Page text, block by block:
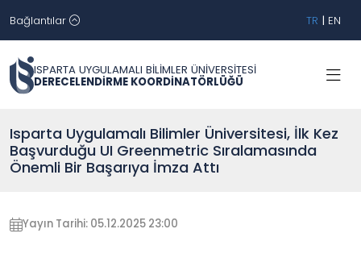
Bağlantılar TR | EN
ISPARTA UYGULAMALI BİLİMLER ÜNİVERSİTESİ
DERECELENDİRME KOORDİNATÖRLÜĞÜ
Isparta Uygulamalı Bilimler Üniversitesi, İlk Kez
Başvurduğu UI Greenmetric Sıralamasında
Önemli Bir Başarıya İmza Attı
Yayın Tarihi: 05.12.2025 23:00